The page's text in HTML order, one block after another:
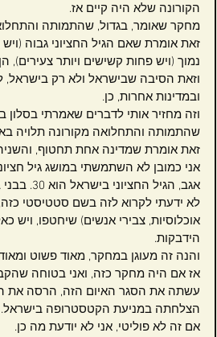
הקורונה שלא היה קיים אז.
מחקר שאומר, בגדול, שהתמותה
זאת אומרת שאם הגיל החציוני גבוה
נמוך (ויש פחות קשישים ויותר צעירים),
וזאת הסיבה שבישראל ולא רק
ובמדינות אחרות, כן.
וזה מחזיר אותי לדברים שאמרתי
שהתמותה והתחלואה מקורונה תלויה
זאת אומרת שמדינה אחת תחטוף,
אני כמובן לא השתמשתי במושג גיל
אגב, הגיל החציוני בישראל הוא 30. בבני ברק - 23 (כי יש מלא ילדים שם).
לא ידעתי לקרוא לזה בשם סטטיסטי
אוכלוסיות, צבירי אנשים) שיחטפו,
הידבקות.
והנה זה מעוגן במחקר, מאוד פשוט
אז אם היה מחקר כזה, ואני בטוחה
עשתה את הסגר האיום הזה, הרסה את
הצלחתה במניעת הקטסטרופה בישראל.
אם זה לא פוליטי, אני לא יודעת מה כן.